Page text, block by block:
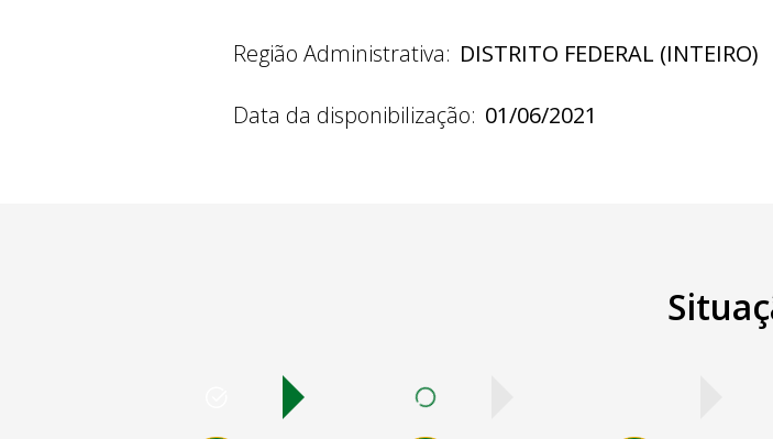
Região Administrativa: DISTRITO FEDERAL (INTEIRO)
Data da disponibilização: 01/06/2021